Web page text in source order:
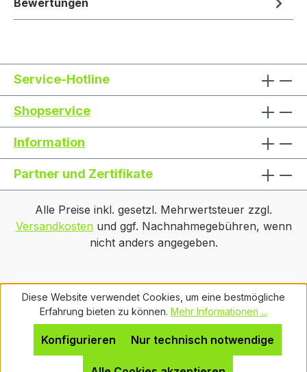
Bewertungen
Service-Hotline
Shopservice
Information
Partner und Zertifikate
Alle Preise inkl. gesetzl. Mehrwertsteuer zzgl.
Versandkostenund ggf. Nachnahmegebühren, wenn
nicht anders angegeben.
Diese Website verwendet Cookies, um eine bestmögliche
Erfahrung bieten zu können. Mehr Informationen ...
Nur technisch notwendige
Konfigurieren